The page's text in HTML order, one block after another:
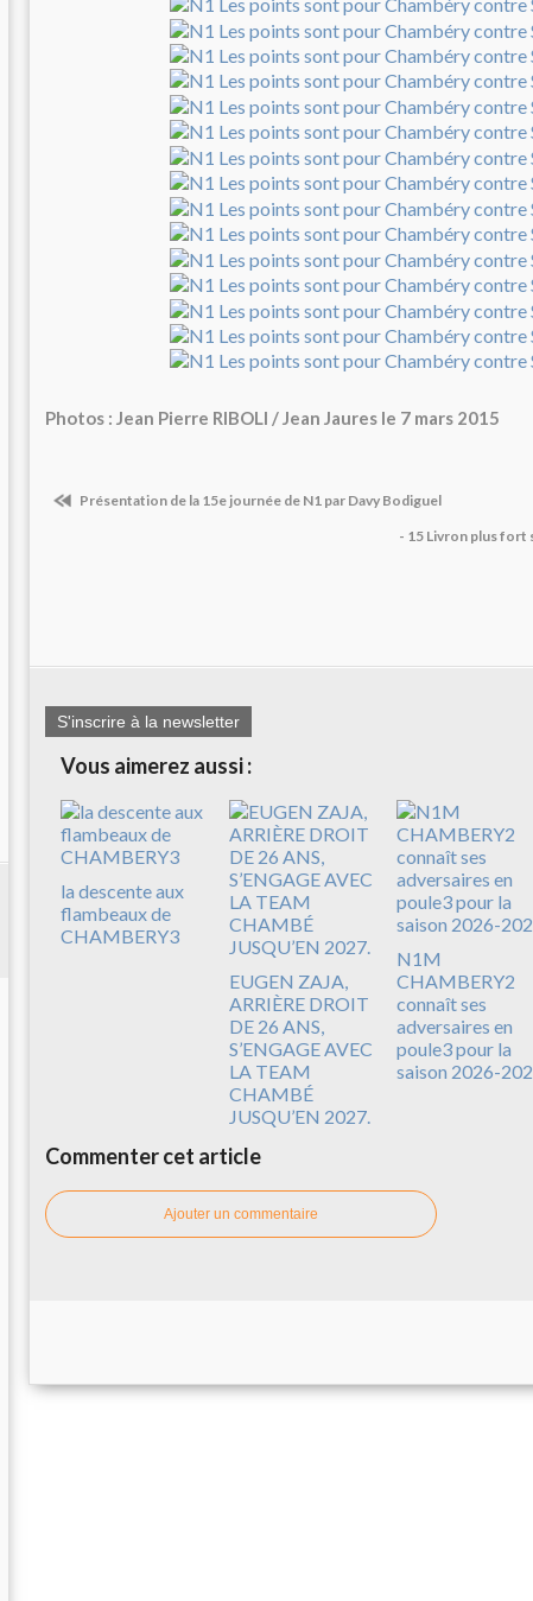
Photos : Jean Pierre RIBOLI / Jean Jaures le 7 mars 2015
Présentation de la 15e journée de N1 par Davy Bodiguel
- 15 Livron plus fort
S'inscrire à la newsletter
Vous aimerez aussi :
la descente aux
flambeaux de
CHAMBERY3
EUGEN ZAJA,
ARRIÈRE DROIT
DE 26 ANS,
S’ENGAGE AVEC
LA TEAM
CHAMBÉ
JUSQU’EN 2027.
N1M
CHAMBERY2
connaît ses
adversaires en
poule3 pour la
saison 2026-
Commenter cet article
Ajouter un commentaire